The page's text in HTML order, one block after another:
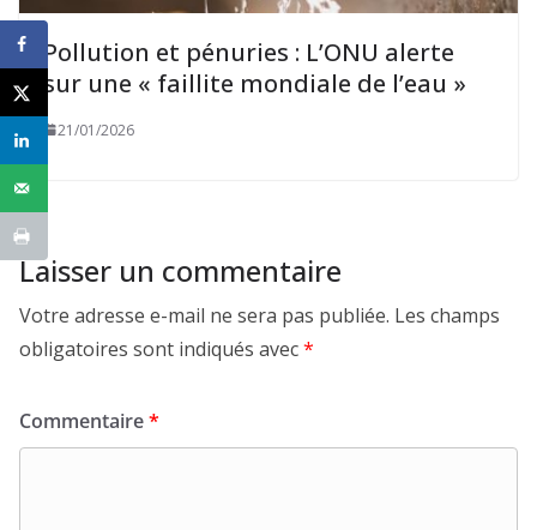
Pollution et pénuries : L’ONU alerte
sur une « faillite mondiale de l’eau »
21/01/2026
Laisser un commentaire
Votre adresse e-mail ne sera pas publiée. Les champs
obligatoires sont indiqués avec*
Commentaire*